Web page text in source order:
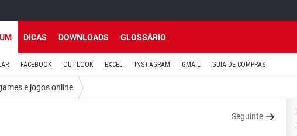
DICAS DOWNLOADS GLOSSÁRIO
FACEBOOK OUTLOOK EXCEL INSTAGRAM GMAIL GUIA DE COMPRAS
e jogos online
Seguinte